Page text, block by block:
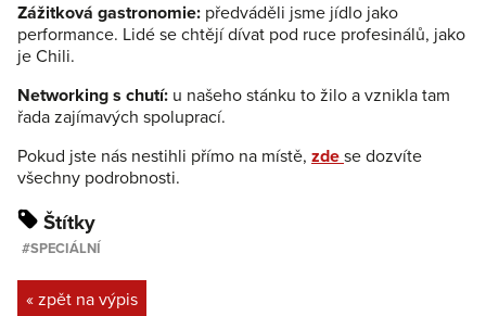
Zážitková gastronomie: předváděli jsme jídlo jako
performance. Lidé se chtějí dívat pod ruce profesinálů, jako
je Chili.
Networking s chutí: u našeho stánku to žilo a vznikla tam
řada zajímavých spoluprací.
Pokud jste nás nestihli přímo na místě, zde se dozvíte
všechny podrobnosti.
Štítky
SPECIÁLNÍ
« zpět na výpis